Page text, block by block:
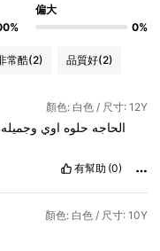
偏大
0%
常酷(2) 品質好(2)
顏色: 白色 / 尺寸: 12Y
الحاجه حلوه اوي وجميله
有幫助 (0)
顏色: 白色 / 尺寸: 10Y